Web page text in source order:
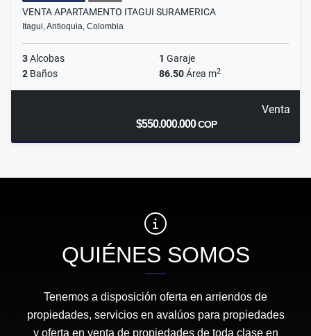
VENTA APARTAMENTO ITAGUI SURAMERICA
Itagui, Antioquia, Colombia
3Alcobas 1 Garaje
2 Baños 86.50Área m2
Venta
$550.000.000COP
QUIÉNES SOMOS
Tenemos a disposición oferta en arriendos de
propiedades, servicios en avalúos para propiedades
y oferta en venta de propiedades de toda clase en